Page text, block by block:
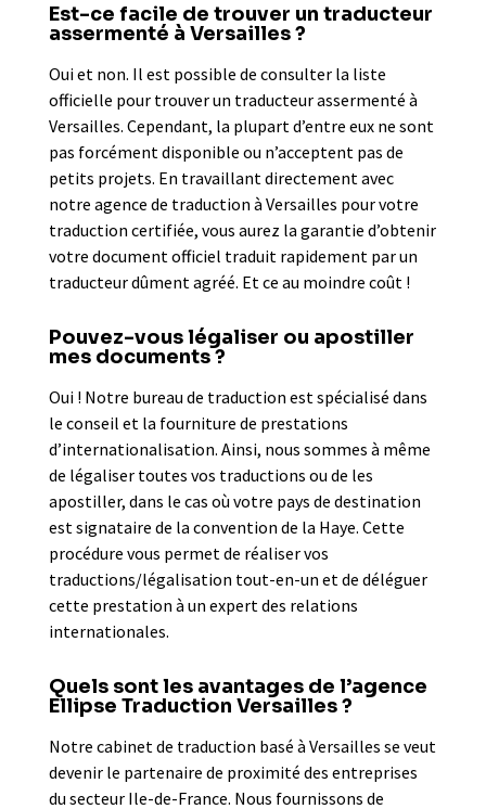
Est-ce facile de trouver un traducteur
assermenté à Versailles ?
Oui et non. Il est possible de consulter la liste
officielle pour trouver un traducteur assermenté à
Versailles. Cependant, la plupart d’entre eux ne sont
pas forcément disponible ou n’acceptent pas de
petits projets. En travaillant directement avec
notre agence de traduction à Versailles pour votre
traduction certifiée, vous aurez la garantie d’obtenir
votre document officiel traduit rapidement par un
traducteur dûment agréé. Et ce au moindre coût !
Pouvez-vous légaliser ou apostiller
mes documents ?
Oui ! Notre bureau de traduction est spécialisé dans
le conseil et la fourniture de prestations
d’internationalisation. Ainsi, nous sommes à même
de légaliser toutes vos traductions ou de les
apostiller, dans le cas où votre pays de destination
est signataire de la convention de la Haye. Cette
procédure vous permet de réaliser vos
traductions/légalisation tout-en-un et de déléguer
cette prestation à un expert des relations
internationales.
Quels sont les avantages de l’agence
Ellipse Traduction Versailles ?
Notre cabinet de traduction basé à Versailles se veut
devenir le partenaire de proximité des entreprises
du secteur Ile-de-France. Nous fournissons de